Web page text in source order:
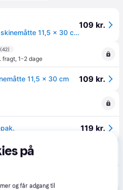
Cricut Joy LightGrip maskinemåtte 11,5 x 30 cm
109 kr.
(42)
fragt, 1-2 dage
11,5 x 30 cm 109 kr.
119 kr.
4.5 (1864)
Eller 3 betalinger af 54 kr.
på
og får adgang til